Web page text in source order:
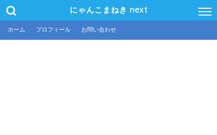
にゃんこまねき next
ホーム プロフィール お問い合わせ